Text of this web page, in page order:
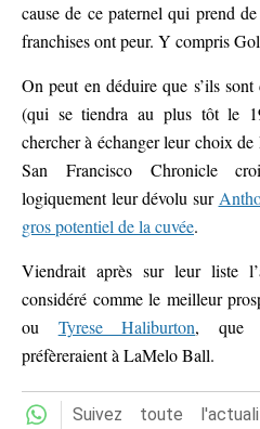
cause de ce paternel qui prend
franchises ont peur. Y compris
On peut en déduire que s’ils
(qui se tiendra au plus tôt le
chercher à échanger leur choix
San Francisco Chronicle
logiquement leur dévolu sur
gros potentiel de la cuvée.
Viendrait après sur leur liste
considéré comme le meilleur
ou Tyrese Haliburton, que
préfèreraient à LaMelo Ball.
Suivez toute